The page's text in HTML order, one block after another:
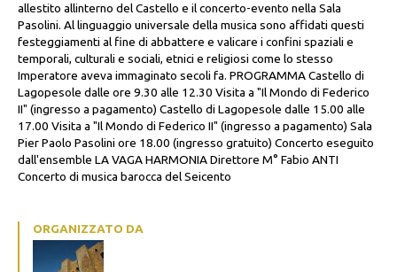
allestito allinterno del Castello e il concerto-evento nella Sala
Pasolini. Al linguaggio universale della musica sono affidati questi
festeggiamenti al fine di abbattere e valicare i confini spaziali e
temporali, culturali e sociali, etnici e religiosi come lo stesso
Imperatore aveva immaginato secoli fa. PROGRAMMA Castello di
Lagopesole dalle ore 9.30 alle 12.30 Visita a "Il Mondo di Federico
II" (ingresso a pagamento) Castello di Lagopesole dalle 15.00 alle
17.00 Visita a "Il Mondo di Federico II" (ingresso a pagamento) Sala
Pier Paolo Pasolini ore 18.00 (ingresso gratuito) Concerto eseguito
dall'ensemble LA VAGA HARMONIA Direttore M° Fabio ANTI
Concerto di musica barocca del Seicento
ORGANIZZATO DA